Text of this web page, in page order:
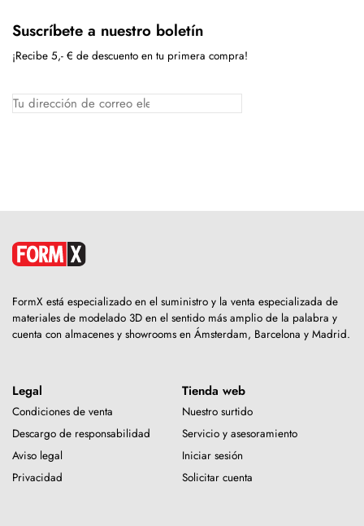
Suscríbete a nuestro boletín
¡Recibe 5,- € de descuento en tu primera compra!
FormX está especializado en el suministro y la venta especializada de
materiales de modelado 3D en el sentido más amplio de la palabra y
cuenta con almacenes y showrooms en Ámsterdam, Barcelona y Madrid.
Legal
Condiciones de venta
Descargo de responsabilidad
Aviso legal
Privacidad
Tienda web
Nuestro surtido
Servicio y asesoramiento
Iniciar sesión
Solicitar cuenta